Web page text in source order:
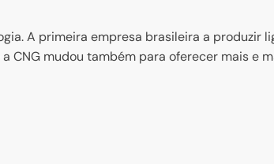
A primeira empresa brasileira a produzir
CNG mudou também para oferecer mais e